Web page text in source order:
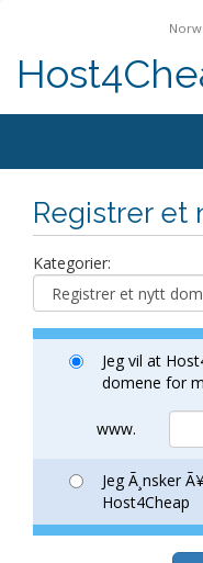
Registrer et
Kategorier:
Jeg vil at
domene for
www.
Jeg Ã¸nsker
Host4Cheap